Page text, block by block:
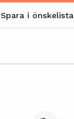
Spara i önskelista